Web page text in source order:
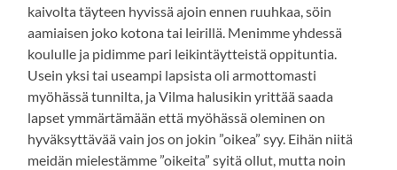
kaivolta täyteen hyvissä ajoin ennen ruuhkaa, söin
aamiaisen joko kotona tai leirillä. Menimme yhdessä
koululle ja pidimme pari leikintäytteistä oppituntia.
Usein yksi tai useampi lapsista oli armottomasti
myöhässä tunnilta, ja Vilma halusikin yrittää saada
lapset ymmärtämään että myöhässä oleminen on
hyväksyttävää vain jos on jokin ”oikea” syy. Eihän niitä
meidän mielestämme ”oikeita” syitä ollut, mutta noin